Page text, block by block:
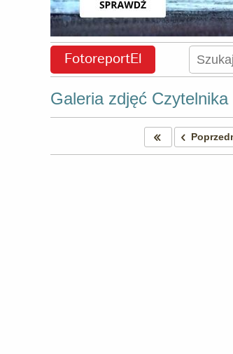
FotoreportEl
Galeria zdjęć Czytelnika